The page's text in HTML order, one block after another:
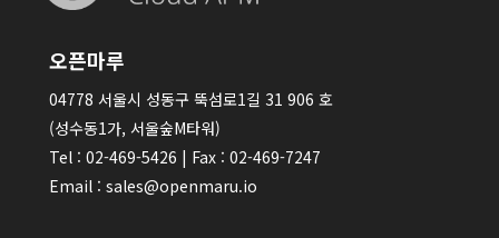
오픈마루
04778 서울시 성동구 뚝섬로1길 31 906 호
(성수동1가, 서울숲M타워)
Tel : 02-469-5426 | Fax : 02-469-7247
Email : sales@openmaru.io